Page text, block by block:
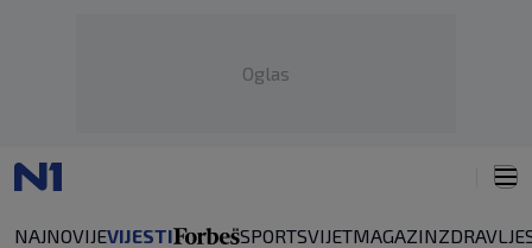
Oglas
NAJNOVIJEVIJESTI SPORTSVIJETMAGAZINZDRAVLJE